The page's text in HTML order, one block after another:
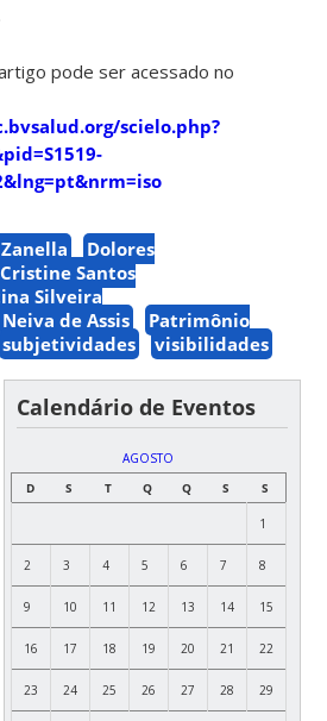
pode ser acessado no
scielo.php?
Dolores
Santos
Silveira
Neiva de Assis
Patrimônio
subjetividades visibilidades
Calendário de Eventos
AGOSTO
D
S T Q Q S S
1
2 3 4 5 6 7 8
9 10 11 12 13 14 15
16 17 18 19 20 21 22
23 24 25 26 27 28 29